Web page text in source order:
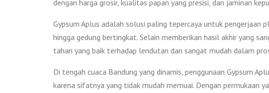
dengan harga grosir, kualitas papan yang presisi, dan jaminan
Gypsum Aplus adalah solusi paling tepercaya untuk pengerjaan
hingga gedung bertingkat. Selain memberikan hasil akhir yang
tahan yang baik terhadap lendutan dan sangat mudah dalam
Di tengah cuaca Bandung yang dinamis, penggunaan Gypsum
karena sifatnya yang tidak mudah memuai. Dengan permukaan